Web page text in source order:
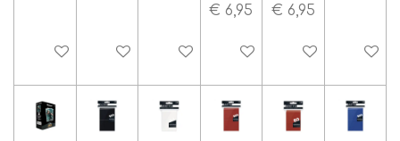
In winkelwagenIn winkelwagenIn winkelwagen
€ 6,95
In winkelwagen
€ 6,95
In winkelwagen
In